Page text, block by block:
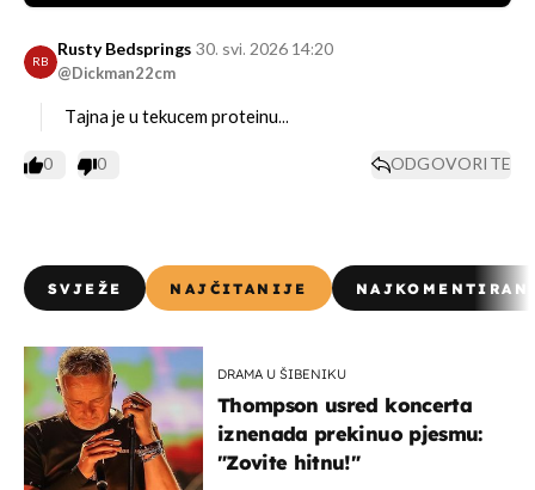
RB
Rusty Bedsprings
@Dickman22cm
30. svi. 2026 14:20
Tajna je u tekucem proteinu...
0 0 ODGOVORITE
SVJEŽE NAJČITANIJE
DRAMA U ŠIBENIKU
Thompson usred koncerta
iznenada prekinuo pjesmu:
"Zovite hitnu!"